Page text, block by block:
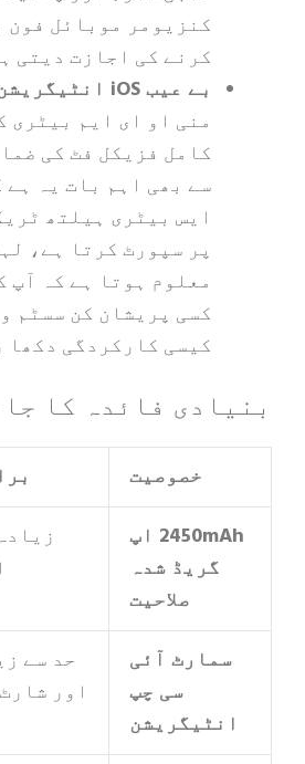
کنزیومر موبائل فون بیٹریوں
کرنے کی اجازت دیتی ہے۔.
بے عیب iOS انٹیگریشن:
کامل فزیکل فٹ کی ضمانت
سے بھی اہم بات یہ ہے کہ یہ
ایس بیٹری ہیلتھ ٹریکنگ کو
پر سپورٹ کرتا ہے، لہذا آپ
معلوم ہوتا ہے کہ آپ کی
کسی پریشان کن سسٹم وارننگ
کیسی کارکردگی دکھا رہی ہے۔.
فائدہ کا جائزہ
براہ
2450mAh اپ
گریڈ شدہ
زیادہ
اور کم
آئی
حد سے زیادہ
اور شارٹ سرکٹ